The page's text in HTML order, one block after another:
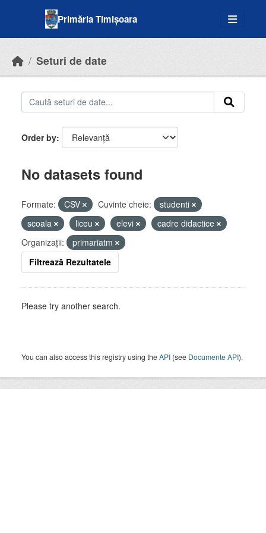
Primăria Timișoara
Seturi de date
Order by
No datasets found
Formate: CSV Cuvinte cheie:
studenti
scoala
liceu elevi
cadre didactice
Organizații:
primariatm
Filtrează Rezultatele
Please try another search.
You can also access this registry using theAPI (see Documente API).